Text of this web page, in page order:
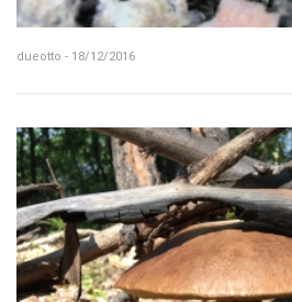
dueotto - 18/12/2016